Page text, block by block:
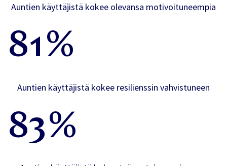
Auntien käyttäjistä kokee olevansa motivoituneempia
81%
Auntien käyttäjistä kokee resilienssin vahvistuneen
83%